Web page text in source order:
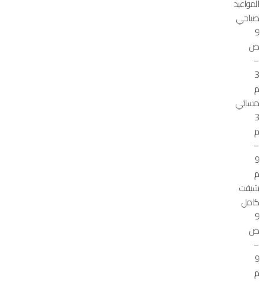
المواعيد
صباحي
9
ص
–
3
م
مسائي
3
م
–
9
م
شيفت
كامل
9
ص
–
9
م